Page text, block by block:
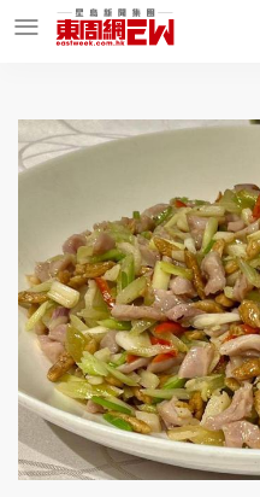
明星名人
東周Ladies
東周食玩通
玄學靈異